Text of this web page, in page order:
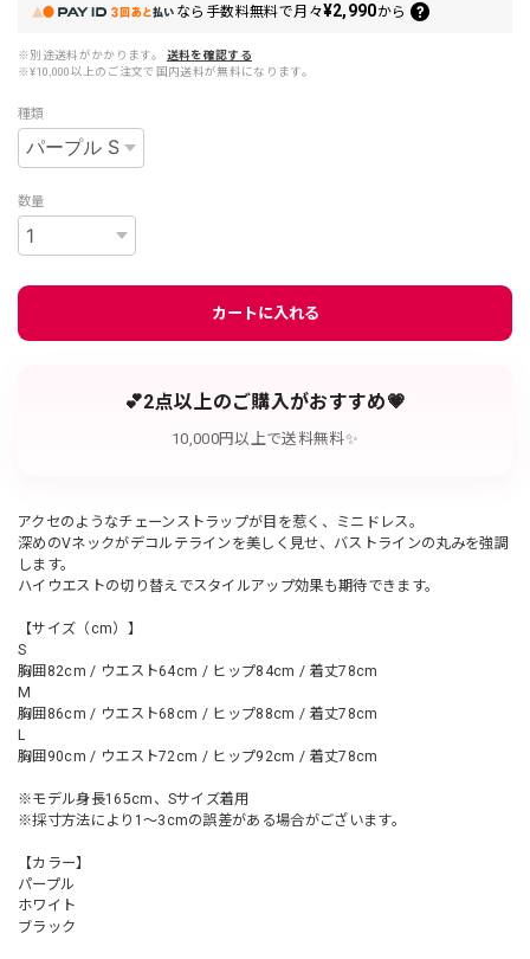
なら 手数料無料で月々¥2,990から
※別途送料がかかります。
送料を確認する
※¥10,000以上のご注文で国内送料が無料になります。
種類
数量
カートに入れる
💕2点以上のご購入がおすすめ💗
10,000円以上で送料無料✨
アクセのようなチェーンストラップが目を惹く、ミニドレス。
深めのVネックがデコルテラインを美しく見せ、バストラインの丸みを強調
します。
ハイウエストの切り替えでスタイルアップ効果も期待できます。
【サイズ（cm）】
S
胸囲82cm / ウエスト64cm / ヒップ84cm / 着丈78cm
M
胸囲86cm / ウエスト68cm / ヒップ88cm / 着丈78cm
L
胸囲90cm / ウエスト72cm / ヒップ92cm / 着丈78cm
※モデル身長165cm、Sサイズ着用
※採寸方法により1～3cmの誤差がある場合がございます。
【カラー】
パープル
ホワイト
ブラック